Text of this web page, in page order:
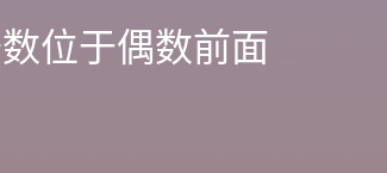
位于偶数前面